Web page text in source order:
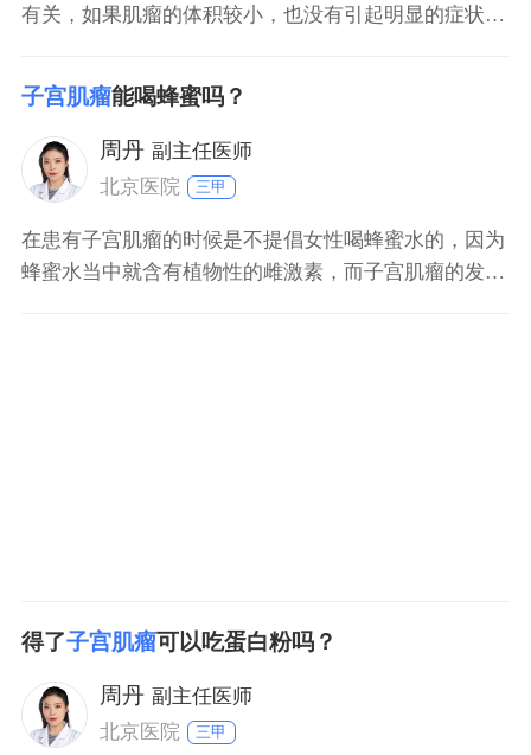
有关，如果肌瘤的体积较小，也没有引起明显的症状表
前往医院复查即可。但是如果肌瘤的体积较大，已经引
起月经异常、白带增多等现象，甚至存在恶性病变的趋
势，则比较严重，应该尽早根据医生的建议考虑进行手
术治疗，术后
子宫肌瘤能喝蜂蜜吗？
周丹 副主任医师
北京医院
三甲
在患有子宫肌瘤的时候是不提倡女性喝蜂蜜水的，因为
蜂蜜水当中就含有植物性的雌激素，而子宫肌瘤的发生
得了子宫肌瘤可以吃蛋白粉吗？
周丹 副主任医师
北京医院
三甲